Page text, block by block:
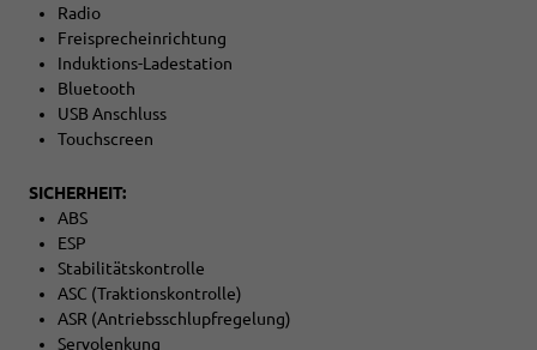
Radio
Freisprecheinrichtung
Induktions-Ladestation
Bluetooth
USB Anschluss
Touchscreen
SICHERHEIT:
ABS
ESP
Stabilitätskontrolle
ASC (Traktionskontrolle)
ASR (Antriebsschlupfregelung)
Servolenkung